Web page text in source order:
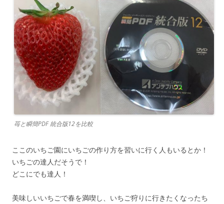
苺と瞬簡PDF 統合版12を比較
ここのいちご園にいちごの作り方を習いに行く人もいるとか！
いちごの達人だそうで！
どこにでも達人！
美味しいいちごで春を満喫し、いちご狩りに行きたくなったち